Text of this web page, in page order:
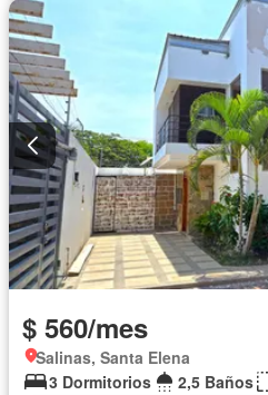
$ 560/mes
Salinas, Santa Elena
3 Dormitorios
2,5 Baños